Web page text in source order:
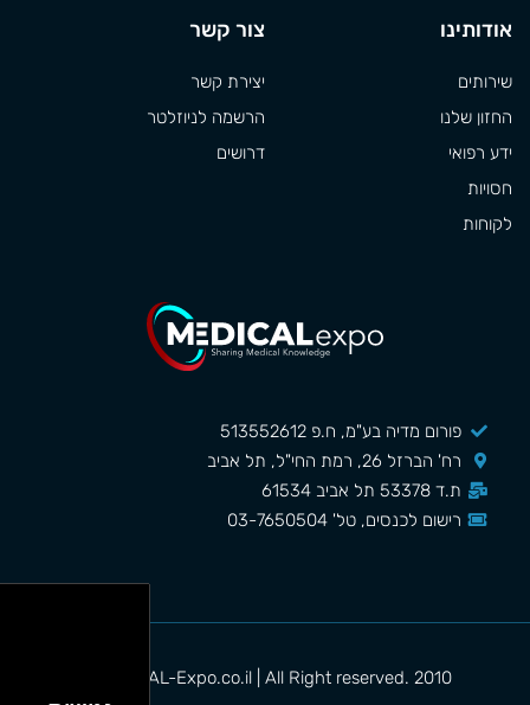
פורום מדיה בע"מ, ח.פ 513552612
רח' הברזל 26, רמת החי"ל, תל אביב
ת.ד 53378 תל אביב 61534
רישום לכנסים, טל' 03-7650504
אודותינו
שירותים
החזון שלנו
ידע רפואי
חסויות
לקוחות
צור קשר
יצירת קשר
הרשמה לניוזלטר
דרושים
MEDICAL-Expo.co.il | All Right reserved. 2010©